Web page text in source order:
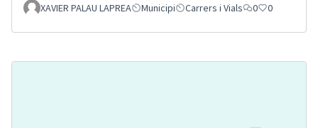
XAVIER PALAU LAPREA Municipi Carrers i Vials 0 0